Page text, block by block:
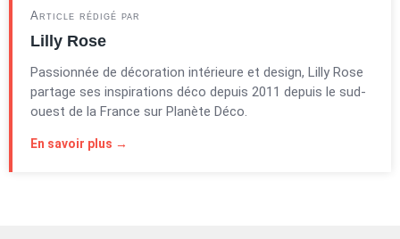
Article rédigé par
Lilly Rose
Passionnée de décoration intérieure et design, Lilly Rose
partage ses inspirations déco depuis 2011 depuis le sud-
ouest de la France sur Planète Déco.
En savoir plus →